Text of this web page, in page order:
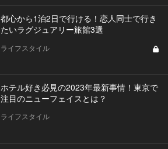
都心から1泊2日で行ける！恋人同士で行き
たいラグジュアリー旅館3選
ライフスタイル
ホテル好き必見の2023年最新事情！東京で
注目のニューフェイスとは？
ライフスタイル